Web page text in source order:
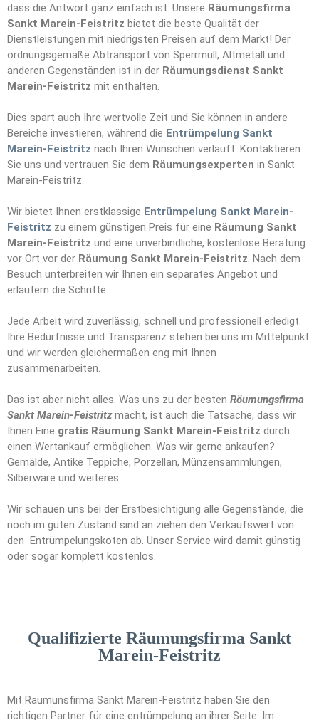
dass die Antwort ganz einfach ist: Unsere Räumungsfirma
Sankt Marein-Feistritz bietet die beste Qualität der
Dienstleistungen mit niedrigsten Preisen auf dem Markt! Der
ordnungsgemäße Abtransport von Sperrmüll, Altmetall und
anderen Gegenständen ist in der Räumungsdienst Sankt
Marein-Feistritz mit enthalten.
Dies spart auch Ihre wertvolle Zeit und Sie können in andere
Bereiche investieren, während die Entrümpelung Sankt
Marein-Feistritz nach Ihren Wünschen verläuft. Kontaktieren
Sie uns und vertrauen Sie dem Räumungsexperten in Sankt
Marein-Feistritz.
Wir bietet Ihnen erstklassige Entrümpelung Sankt Marein-
Feistritz zu einem günstigen Preis für eine Räumung Sankt
Marein-Feistritz und eine unverbindliche, kostenlose Beratung
vor Ort vor der Räumung Sankt Marein-Feistritz. Nach dem
Besuch unterbreiten wir Ihnen ein separates Angebot und
erläutern die Schritte.
Jede Arbeit wird zuverlässig, schnell und professionell erledigt.
Ihre Bedürfnisse und Transparenz stehen bei uns im Mittelpunkt
und wir werden gleichermaßen eng mit Ihnen
zusammenarbeiten.
Das ist aber nicht alles. Was uns zu der besten Röumungsfirma
Sankt Marein-Feistritz macht, ist auch die Tatsache, dass wir
Ihnen Eine gratis Räumung Sankt Marein-Feistritz durch
einen Wertankauf ermöglichen. Was wir gerne ankaufen?
Gemälde, Antike Teppiche, Porzellan, Münzensammlungen,
Silberware und weiteres.
Wir schauen uns bei der Erstbesichtigung alle Gegenstände, die
noch im guten Zustand sind an ziehen den Verkaufswert von
den Entrümpelungskoten ab. Unser Service wird damit günstig
oder sogar komplett kostenlos.
Qualifizierte Räumungsfirma Sankt
Marein-Feistritz
Mit Räumunsfirma Sankt Marein-Feistritz haben Sie den
richtigen Partner für eine entrümpelung an ihrer Seite. Im